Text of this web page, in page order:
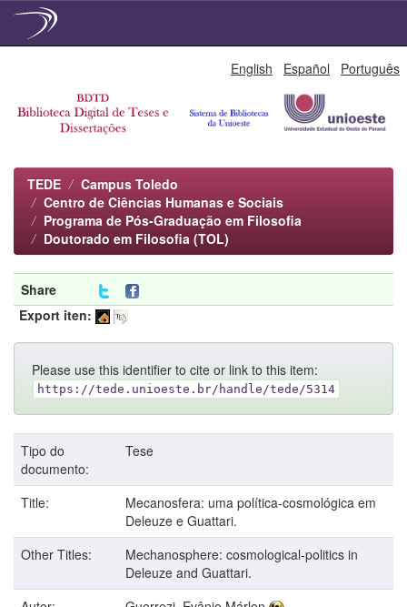
English Español Português
TEDE
Campus Toledo
Centro de Ciências Humanas e Sociais
Programa de Pós-Graduação em Filosofia
Doutorado em Filosofia (TOL)
Share
Export iten:
Please use this identifier to cite or link to this item:
https://tede.unioeste.br/handle/tede/5314
Tipo do
documento:
Tese
Title:
Mecanosfera: uma política-cosmológica em
Deleuze e Guattari.
Other Titles:
Mechanosphere: cosmological-politics in
Deleuze and Guattari.